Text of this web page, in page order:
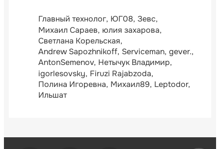
Главный технолог ЮГ08 Зевс
Михаил Сараев юлия захарова
Светлана Корельская
Andrew Sapozhnikoff Serviceman gever.
AntonSemenov Нетычук Владимир
igorlesovsky Firuzi Rajabzoda
Полина Игоревна Михаил89 Leptodor
Ильшат